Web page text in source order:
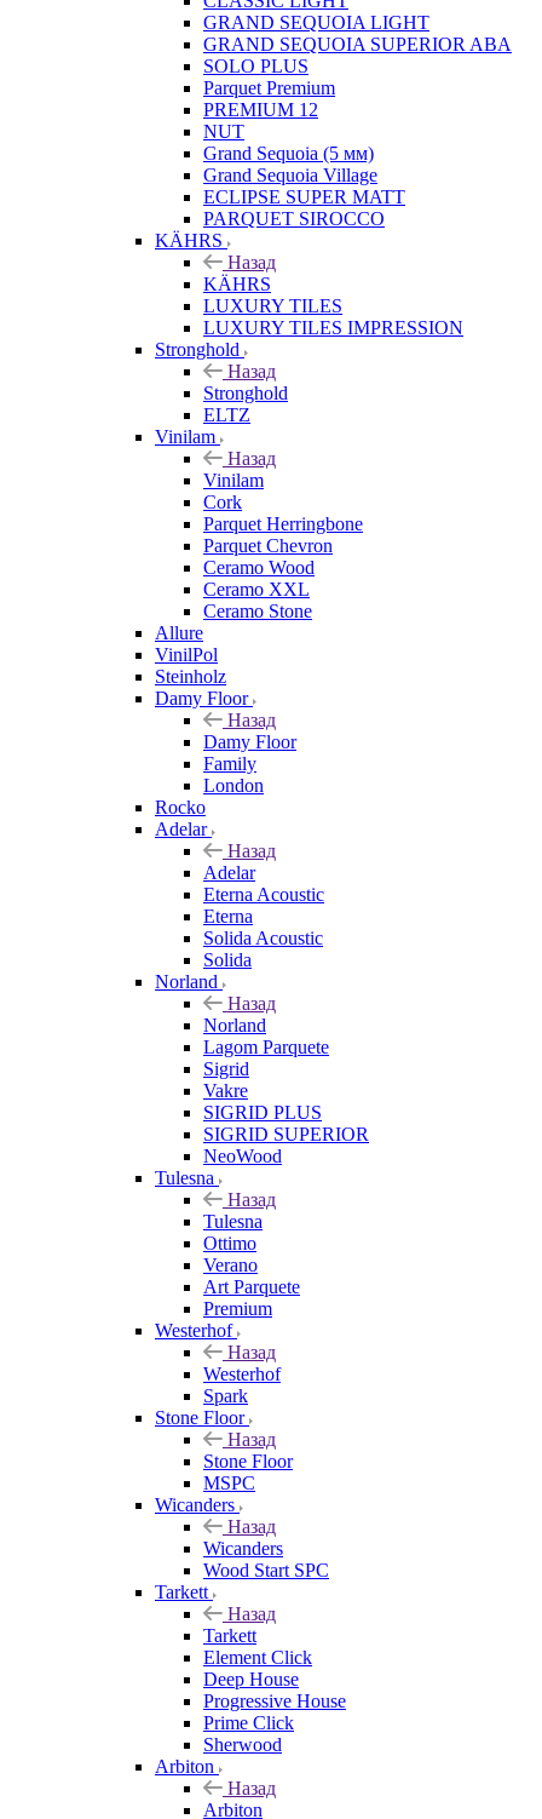
GRAND SEQUOIA LIGHT
GRAND SEQUOIA SUPERIOR ABA
SOLO PLUS
Parquet Premium
PREMIUM 12
NUT
Grand Sequoia (5 мм)
Grand Sequoia Village
ECLIPSE SUPER MATT
PARQUET SIROCCO
KÄHRS
Назад
KÄHRS
LUXURY TILES
LUXURY TILES IMPRESSION
Stronghold
Назад
Stronghold
ELTZ
Vinilam
Назад
Vinilam
Cork
Parquet Herringbone
Parquet Chevron
Ceramo Wood
Ceramo XXL
Ceramo Stone
Allure
VinilPol
Steinholz
Damy Floor
Назад
Damy Floor
Family
London
Rocko
Adelar
Назад
Adelar
Eterna Acoustic
Eterna
Solida Acoustic
Solida
Norland
Назад
Norland
Lagom Parquete
Sigrid
Vakre
SIGRID PLUS
SIGRID SUPERIOR
NeoWood
Tulesna
Назад
Tulesna
Ottimo
Verano
Art Parquete
Premium
Westerhof
Назад
Westerhof
Spark
Stone Floor
Назад
Stone Floor
MSPC
Wicanders
Назад
Wicanders
Wood Start SPC
Tarkett
Назад
Tarkett
Element Click
Deep House
Progressive House
Prime Click
Sherwood
Arbiton
Назад
Arbiton